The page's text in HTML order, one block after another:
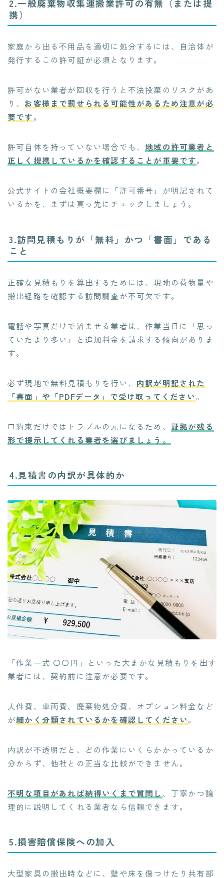
2.一般廃棄物収集運搬業許可の有無（または提
携）
家庭から出る不用品を適切に処分するには、自治体が
発行するこの許可証が必須となります。
許可がない業者が回収を行うと不法投棄のリスクがあ
り、 お客様まで罰せられる可能性があるため注意が必
要です。
許可自体を持っていない場合でも、 地域の許可業者と
正しく提携しているかを確認することが重要です。
公式サイトの会社概要欄に「許可番号」が明記されて
いるかを、まずは真っ先にチェックしましょう。
3.訪問見積もりが「無料」かつ「書面」である
こと
正確な見積もりを算出するためには、現地の荷物量や
搬出経路を確認する訪問調査が不可欠です。
電話や写真だけで済ませる業者は、作業当日に「思っ
ていたより多い」と追加料金を請求する傾向がありま
す。
必ず現地で無料見積もりを行い、 内訳が明記された
「書面」や「PDFデータ」で受け取ってください。
口約束だけではトラブルの元になるため、 証拠が残る
形で提示してくれる業者を選びましょう。
4.見積書の内訳が具体的か
「作業一式 〇〇円」といった大まかな見積もりを出す
業者には、契約前に注意が必要です。
人件費、車両費、廃棄物処分費、オプション料金など
が細かく分類されているかを確認してください。
内訳が不透明だと、どの作業にいくらかかっているか
分からず、他社との正当な比較ができません。
不明な項目があれば納得いくまで質問し 、丁寧かつ論
理的に説明してくれる業者なら信頼できます。
5.損害賠償保険への加入
大型家具の搬出時などに、壁や床を傷つけたり共有部